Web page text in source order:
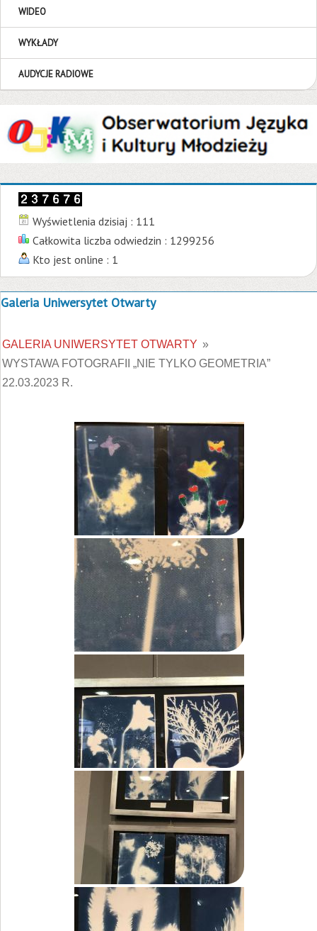
WIDEO
WYKŁADY
AUDYCJE RADIOWE
Wyświetlenia dzisiaj : 111
Całkowita liczba odwiedzin : 1299256
Kto jest online : 1
Galeria Uniwersytet Otwarty
GALERIA UNIWERSYTET OTWARTY »
WYSTAWA FOTOGRAFII „NIE TYLKO GEOMETRIA”
22.03.2023 R.